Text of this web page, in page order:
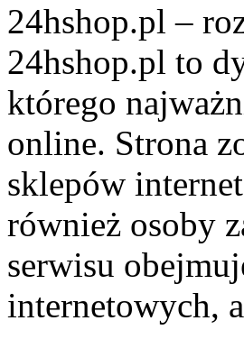
24hshop.pl –
24hshop.pl to
którego
online. Strona
sklepów
również osoby
serwisu
internetowych,